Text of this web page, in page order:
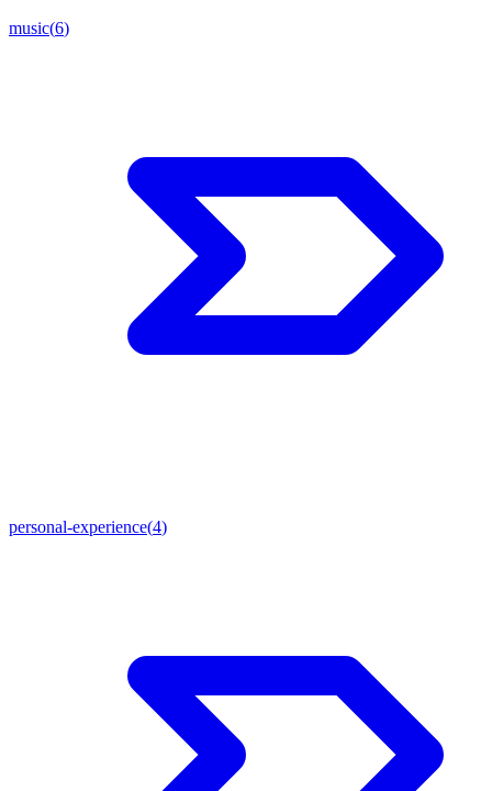
music(6)
personal-experience(4)